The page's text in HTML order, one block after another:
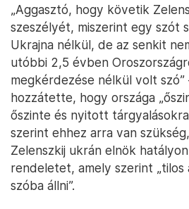
„Aggasztó, hogy követik
szeszélyét, miszerint egy szót
Ukrajna nélkül, de az senkit
utóbbi 2,5 évben
megkérdezése nélkül volt szó”
hozzátette, hogy országa
őszinte és nyitott
szerint ehhez arra van
Zelenszkij ukrán elnök
rendeletet, amely szerint „tilos
szóba állni”.